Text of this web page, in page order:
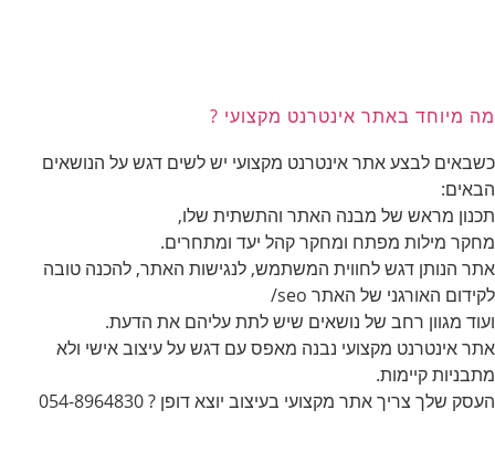
מה מיוחד באתר אינטרנט מקצועי ?
כשבאים לבצע אתר אינטרנט מקצועי יש לשים דגש על הנושאים
הבאים:
תכנון מראש של מבנה האתר והתשתית שלו,
מחקר מילות מפתח ומחקר קהל יעד ומתחרים.
אתר הנותן דגש לחווית המשתמש, לנגישות האתר, להכנה טובה
לקידום האורגני של האתר seo/
ועוד מגוון רחב של נושאים שיש לתת עליהם את הדעת.
אתר אינטרנט מקצועי נבנה מאפס עם דגש על עיצוב אישי ולא
מתבניות קיימות.
העסק שלך צריך אתר מקצועי בעיצוב יוצא דופן ? 054-8964830